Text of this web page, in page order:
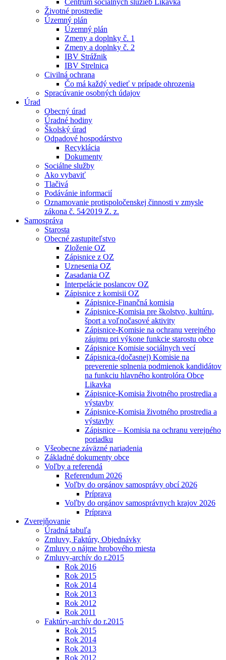
Centrum sociálnych služieb Likavka
Životné prostredie
Územný plán
Územný plán
Zmeny a doplnky č. 1
Zmeny a doplnky č. 2
IBV Strážnik
IBV Strelnica
Civilná ochrana
Čo má každý vedieť v prípade ohrozenia
Spracúvanie osobných údajov
Úrad
Obecný úrad
Úradné hodiny
Školský úrad
Odpadové hospodárstvo
Recyklácia
Dokumenty
Sociálne služby
Ako vybaviť
Tlačivá
Podávánie informacií
Oznamovanie protispoločenskej činnosti v zmysle
zákona č. 54⁄2019 Z. z.
Samospráva
Starosta
Obecné zastupiteľstvo
Zloženie OZ
Zápisnice z OZ
Uznesenia OZ
Zasadania OZ
Interpelácie poslancov OZ
Zápisnice z komisii OZ
Zápisnice-Finančná komisia
Zápisnice-Komisia pre školstvo, kultúru,
šport a voľnočasové aktivity
Zápisnice-Komisie na ochranu verejného
záujmu pri výkone funkcie starostu obce
Zápisnice Komisie sociálnych vecí
Zápisnica-(dočasnej) Komisie na
preverenie splnenia podmienok kandidátov
na funkciu hlavného kontrolóra Obce
Likavka
Zápisnice-Komisia životného prostredia a
výstavby
Zápisnice-Komisia životného prostredia a
výstavby
Zápisnice – Komisia na ochranu verejného
poriadku
Všeobecne záväzné nariadenia
Základné dokumenty obce
Voľby a referendá
Referendum 2026
Voľby do orgánov samosprávy obcí 2026
Príprava
Voľby do orgánov samosprávnych krajov 2026
Príprava
Zverejňovanie
Úradná tabuľa
Zmluvy, Faktúry, Objednávky
Zmluvy o nájme hrobového miesta
Zmluvy-archív do r.2015
Rok 2016
Rok 2015
Rok 2014
Rok 2013
Rok 2012
Rok 2011
Faktúry-archív do r.2015
Rok 2015
Rok 2014
Rok 2013
Rok 2012